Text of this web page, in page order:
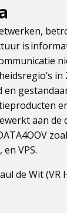
is
in
en
aan
VPS.
de Wit (VR